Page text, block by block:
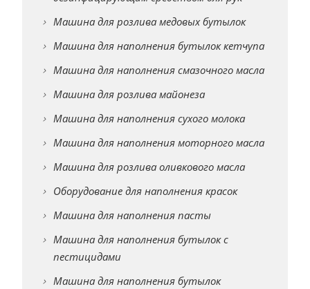
Машина для розлива медовых бутылок
Машина для наполнения бутылок кетчупа
Машина для наполнения смазочного масла
Машина для розлива майонеза
Машина для наполнения сухого молока
Машина для наполнения моторного масла
Машина для розлива оливкового масла
Оборудование для наполнения красок
Машина для наполнения пасты
Машина для наполнения бутылок с
пестицидами
Машина для наполнения бутылок